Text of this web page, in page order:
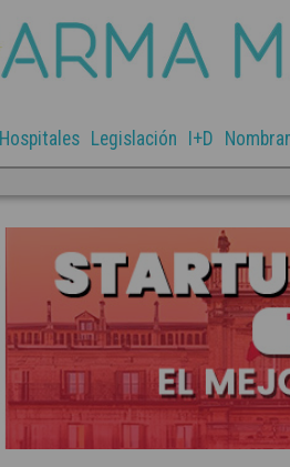
Hospitales Legislación I+D